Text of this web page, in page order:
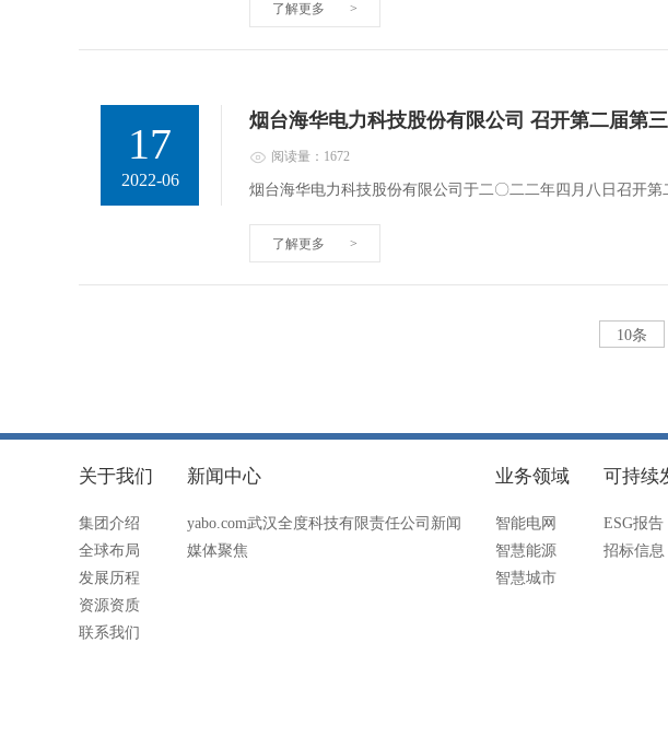
了解更多 >
17
2022-06
烟台海华电力科技股份有限公司 召开第二届第
阅读量：1672
烟台海华电力科技股份有限公司于二〇二二年四月八日召开
了解更多 >
10条
关于我们
集团介绍
全球布局
发展历程
资源资质
联系我们
新闻中心
yabo.com武汉全度科技有限责任公司新闻
媒体聚焦
业务领域
智能电网
智慧能源
智慧城市
可持续
ESG报告
招标信息